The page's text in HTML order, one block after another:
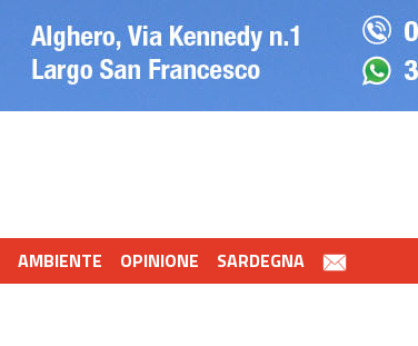
AMBIENTE OPINIONE SARDEGNA